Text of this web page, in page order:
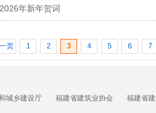
年新年贺词
页 1 2 3 4 5 6 7
城乡建设厅 福建省建筑业协会 福建省